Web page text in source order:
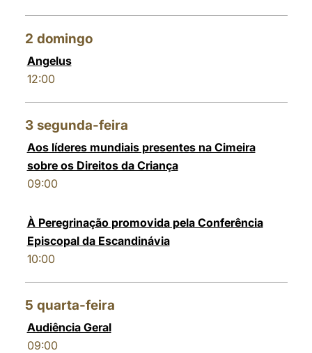
2 domingo
Angelus
12:00
3 segunda-feira
Aos líderes mundiais presentes na Cimeira
sobre os Direitos da Criança
09:00
À Peregrinação promovida pela Conferência
Episcopal da Escandinávia
10:00
5 quarta-feira
Audiência Geral
09:00